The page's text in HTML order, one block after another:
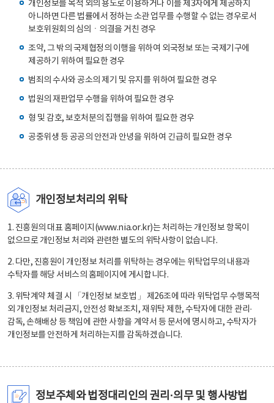
개인정보를 목적 외의 용도로 이용하거나 이를 제3자에게 제공하지
아니하면 다른 법률에서 정하는 소관 업무를 수행할 수 없는 경우로서
보호위원회의 심의ㆍ의결을 거친 경우
조약, 그 밖의 국제협정의 이행을 위하여 외국정보 또는 국제기구에
제공하기 위하여 필요한 경우
범죄의 수사와 공소의 제기 및 유지를 위하여 필요한 경우
법원의 재판업무 수행을 위하여 필요한 경우
형 및 감호, 보호처분의 집행을 위하여 필요한 경우
공중위생 등 공공의 안전과 안녕을 위하여 긴급히 필요한 경우
개인정보처리의 위탁
1. 진흥원의 대표 홈페이지(www.nia.or.kr)는 처리하는 개인정보 항목이
없으므로 개인정보 처리와 관련한 별도의 위탁사항이 없습니다.
2. 다만, 진흥원이 개인정보 처리를 위탁하는 경우에는 위탁업무의 내용과
수탁자를 해당 서비스의 홈페이지에 게시합니다.
3. 위탁계약 체결 시 「개인정보 보호법」 제26조에 따라 위탁업무 수행목적
외 개인정보 처리금지, 안전성 확보조치, 재위탁 제한, 수탁자에 대한 관리·
감독, 손해배상 등 책임에 관한 사항을 계약서 등 문서에 명시하고, 수탁자가
개인정보를 안전하게 처리하는지를 감독하겠습니다.
정보주체와 법정대리인의 권리·의무 및 행사방법